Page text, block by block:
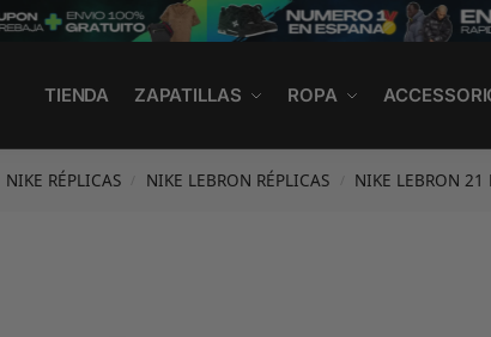
TIENDA ZAPATILLAS ROPA
NIKE RÉPLICAS NIKE LEBRON RÉPLICAS NIKE LEBRON 21